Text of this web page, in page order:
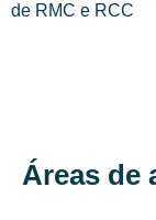
de RMC e RCC
Áreas de